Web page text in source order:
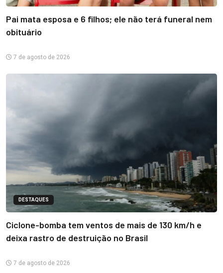
Pai mata esposa e 6 filhos; ele não terá funeral nem
obituário
7 de agosto de 2026
DESTAQUES
Ciclone-bomba tem ventos de mais de 130 km/h e
deixa rastro de destruição no Brasil
7 de agosto de 2026